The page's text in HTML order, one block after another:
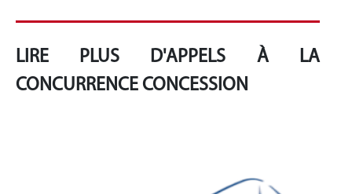
LIRE PLUS D'APPELS À LA
CONCURRENCE CONCESSION